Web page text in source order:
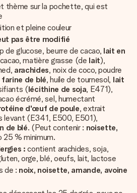
thème sur la pochette, qui est
et pleine couleur
pas être modifié
de glucose, beurre de cacao, lait en
matière grasse (de lait),
arachides, noix de coco, poudre
farine de blé, huile de tournesol, lait
(lécithine de soja, E471),
écrémé, sel, humectant
d'œuf de poule, extrait
levant (E341, E500, E501),
de blé. (Peut contenir : noisette,
25 % minimum.
:contient arachides, soja,
orge, blé, oeufs, lait, lactose
de : noix, noisette, amande, avoine